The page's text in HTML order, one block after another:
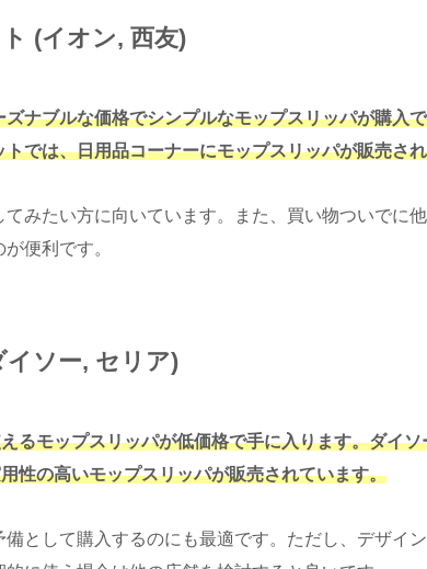
(イオン, 西友)
ナブルな価格でシンプルなモップスリッパが購入
では、日用品コーナーにモップスリッパが販売さ
みたい方に向いています。また、買い物ついでに
便利です。
イソー, セリア)
るモップスリッパが低価格で手に入ります。ダイソ
性の高いモップスリッパが販売されています。
として購入するのにも最適です。ただし、デザイ